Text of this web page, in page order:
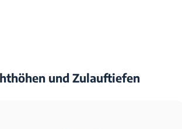
und Zulauftiefen